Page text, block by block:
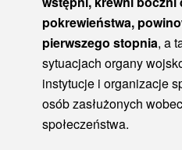
pokrewieństwa,
pierwszego stopnia, a
sytuacjach organy
instytucje i organizacje
osób zasłużonych
społeczeństwa.